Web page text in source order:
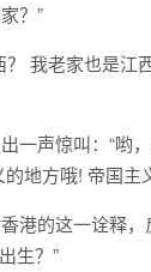
？”
？ 我老家也是江
一声惊叫：“哟
地方哦! 帝国主
港的这一诠释，
生？”